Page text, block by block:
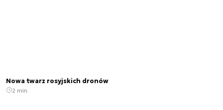
Nowa twarz rosyjskich dronów
2 min.